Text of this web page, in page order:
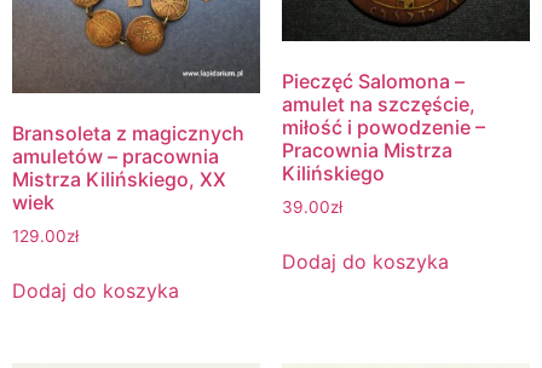
Bransoleta z magicznych
amuletów – pracownia
Mistrza Kilińskiego, XX
wiek
129.00zł
Dodaj do koszyka
Pieczęć Salomona –
amulet na szczęście,
miłość i powodzenie –
Pracownia Mistrza
Kilińskiego
39.00zł
Dodaj do koszyka